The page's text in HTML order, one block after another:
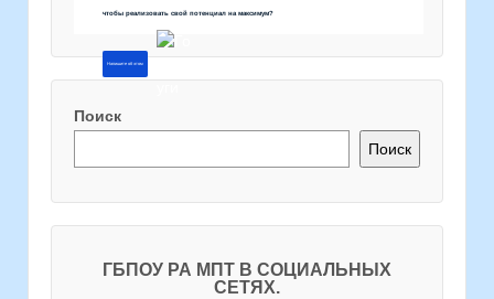
чтобы реализовать свой потенциал на максимум?
Напишите об этом
Поиск
Поиск
ГБПОУ РА МПТ В СОЦИАЛЬНЫХ
СЕТЯХ.